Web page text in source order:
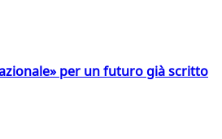
per un futuro già scritto